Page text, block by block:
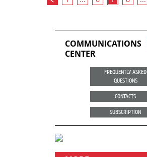
COMMUNICATIONS
CENTER
FREQUENTLY ASKED
QUESTIONS
CONTACTS
SUBSCRIPTION